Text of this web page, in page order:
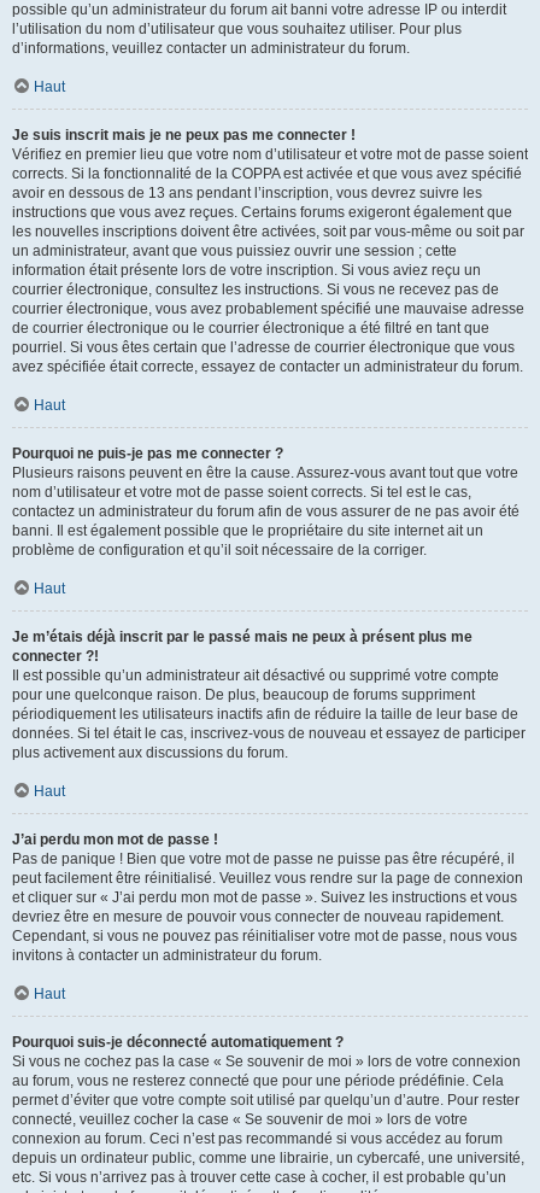
possible qu’un administrateur du forum ait banni votre adresse IP ou interdit
l’utilisation du nom d’utilisateur que vous souhaitez utiliser. Pour plus
d’informations, veuillez contacter un administrateur du forum.
Haut
Je suis inscrit mais je ne peux pas me connecter !
Vérifiez en premier lieu que votre nom d’utilisateur et votre mot de passe soient
corrects. Si la fonctionnalité de la COPPA est activée et que vous avez spécifié
avoir en dessous de 13 ans pendant l’inscription, vous devrez suivre les
instructions que vous avez reçues. Certains forums exigeront également que
les nouvelles inscriptions doivent être activées, soit par vous-même ou soit par
un administrateur, avant que vous puissiez ouvrir une session ; cette
information était présente lors de votre inscription. Si vous aviez reçu un
courrier électronique, consultez les instructions. Si vous ne recevez pas de
courrier électronique, vous avez probablement spécifié une mauvaise adresse
de courrier électronique ou le courrier électronique a été filtré en tant que
pourriel. Si vous êtes certain que l’adresse de courrier électronique que vous
avez spécifiée était correcte, essayez de contacter un administrateur du forum.
Haut
Pourquoi ne puis-je pas me connecter ?
Plusieurs raisons peuvent en être la cause. Assurez-vous avant tout que votre
nom d’utilisateur et votre mot de passe soient corrects. Si tel est le cas,
contactez un administrateur du forum afin de vous assurer de ne pas avoir été
banni. Il est également possible que le propriétaire du site internet ait un
problème de configuration et qu’il soit nécessaire de la corriger.
Haut
Je m’étais déjà inscrit par le passé mais ne peux à présent plus me
connecter ?!
Il est possible qu’un administrateur ait désactivé ou supprimé votre compte
pour une quelconque raison. De plus, beaucoup de forums suppriment
périodiquement les utilisateurs inactifs afin de réduire la taille de leur base de
données. Si tel était le cas, inscrivez-vous de nouveau et essayez de participer
plus activement aux discussions du forum.
Haut
J’ai perdu mon mot de passe !
Pas de panique ! Bien que votre mot de passe ne puisse pas être récupéré, il
peut facilement être réinitialisé. Veuillez vous rendre sur la page de connexion
et cliquer sur « J’ai perdu mon mot de passe ». Suivez les instructions et vous
devriez être en mesure de pouvoir vous connecter de nouveau rapidement.
Cependant, si vous ne pouvez pas réinitialiser votre mot de passe, nous vous
invitons à contacter un administrateur du forum.
Haut
Pourquoi suis-je déconnecté automatiquement ?
Si vous ne cochez pas la case « Se souvenir de moi » lors de votre connexion
au forum, vous ne resterez connecté que pour une période prédéfinie. Cela
permet d’éviter que votre compte soit utilisé par quelqu’un d’autre. Pour rester
connecté, veuillez cocher la case « Se souvenir de moi » lors de votre
connexion au forum. Ceci n’est pas recommandé si vous accédez au forum
depuis un ordinateur public, comme une librairie, un cybercafé, une université,
etc. Si vous n’arrivez pas à trouver cette case à cocher, il est probable qu’un